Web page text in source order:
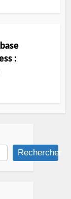
:
Rechercher